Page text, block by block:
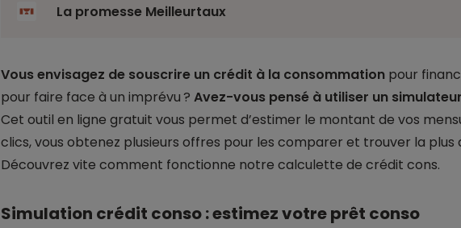
La promesse Meilleurtaux
Vous envisagez de souscrire un crédit à la consommationpour
pour faire face à un imprévu ? Avez-vous pensé à utiliser un
Cet outil en ligne gratuit vous permet d’estimer le montant de vos
clics, vous obtenez plusieurs offres pour les comparer et trouver la plus
Découvrez vite comment fonctionne notre calculette de crédit cons.
Simulation crédit conso : estimez votre prêt conso